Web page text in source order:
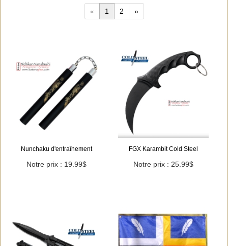
« 1 2 »
Nunchaku d'entraînement
Notre prix : 19.99$
FGX Karambit Cold Steel
Notre prix : 25.99$